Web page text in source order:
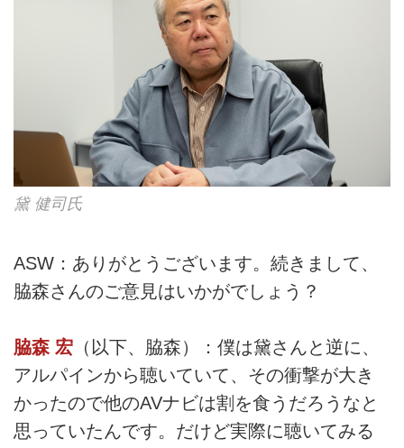
黛 健司氏
ASW：ありがとうございます。続きまして、
脇森さんのご意見はいかがでしょう？
脇森 宏 （以下、脇森）：僕は黛さんと逆に、
アルパインから聴いていて、その衝撃が大き
かったので他のAVナビは割を食うだろうなと
思っていたんです。だけど実際に聴いてみる